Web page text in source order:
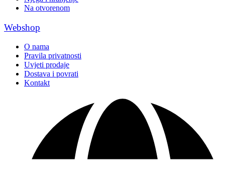
Na otvorenom
Webshop
O nama
Pravila privatnosti
Uvjeti prodaje
Dostava i povrati
Kontakt